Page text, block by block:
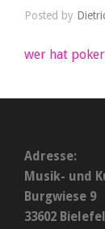
Posted by
wer hat
Adresse:
Musik- und
Burgwiese 9
33602